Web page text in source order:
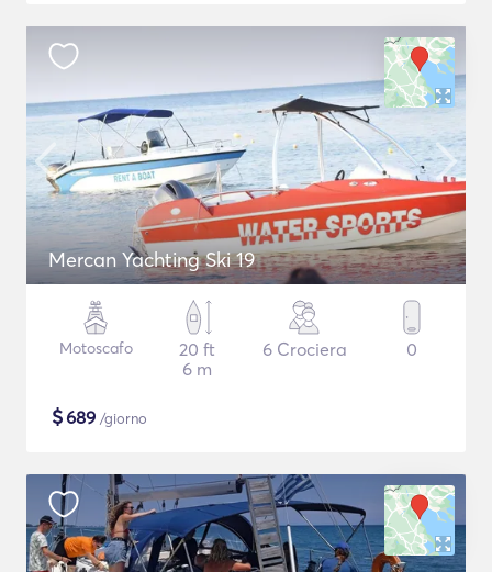
Mercan Yachting Ski 19
Motoscafo
20 ft
6 m
6 Crociera 0
$689 /giorno